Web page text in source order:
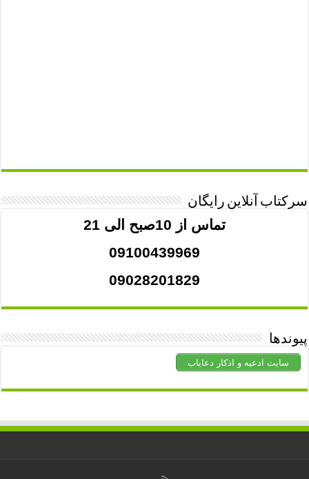
سرکتاب آنلاین رایگان
تماس از 10صبح الی 21
09100439969
09028201829
پیوندها
سایت ادعیه و اذکار دعایاب